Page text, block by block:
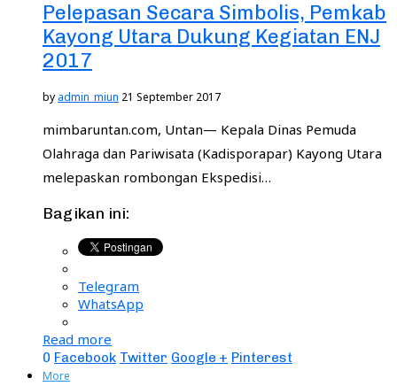
Pelepasan Secara Simbolis, Pemkab
Kayong Utara Dukung Kegiatan ENJ
2017
by admin_miun 21 September 2017
mimbaruntan.com, Untan— Kepala Dinas Pemuda
Olahraga dan Pariwisata (Kadisporapar) Kayong Utara
melepaskan rombongan Ekspedisi…
Bagikan ini:
Telegram
WhatsApp
Read more
0 Facebook Twitter Google + Pinterest
More